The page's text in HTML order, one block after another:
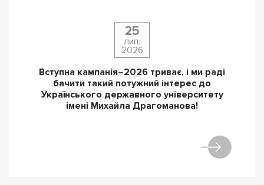
25
лип.
2026
Вступна кампанія–2026 триває, і ми раді
бачити такий потужний інтерес до
Українського державного університету
імені Михайла Драгоманова!